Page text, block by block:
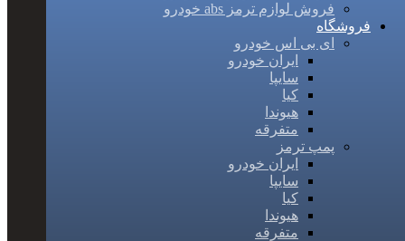
فروش لوازم ترمز abs خودرو
فروشگاه
ای بی اس خودرو
ایران خودرو
سایپا
کیا
هیوندا
متفرقه
پمپ ترمز
ایران خودرو
سایپا
کیا
هیوندا
متفرقه